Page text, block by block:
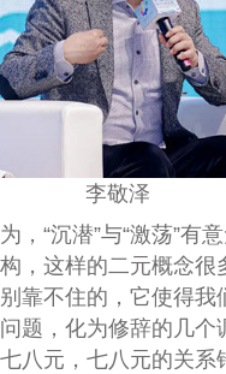
李敬泽
“沉潜”与“激荡”有
，这样的二元概念很
靠不住的，它使得我
题，化为修辞的几个
八元，七八元的关系